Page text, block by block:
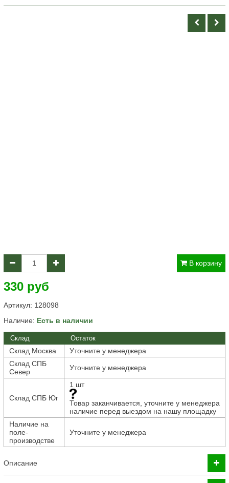
В корзину
330 руб
Артикул: 128098
Наличие: Есть в наличии
Склад Остаток
Склад Москва
Уточните у менеджера
Склад СПБ
Север
Уточните у менеджера
Склад СПБ Юг
1 шт
Товар заканчивается, уточните у менеджера
наличие перед выездом на нашу площадку
Наличие на
поле-
производстве
Уточните у менеджера
Описание